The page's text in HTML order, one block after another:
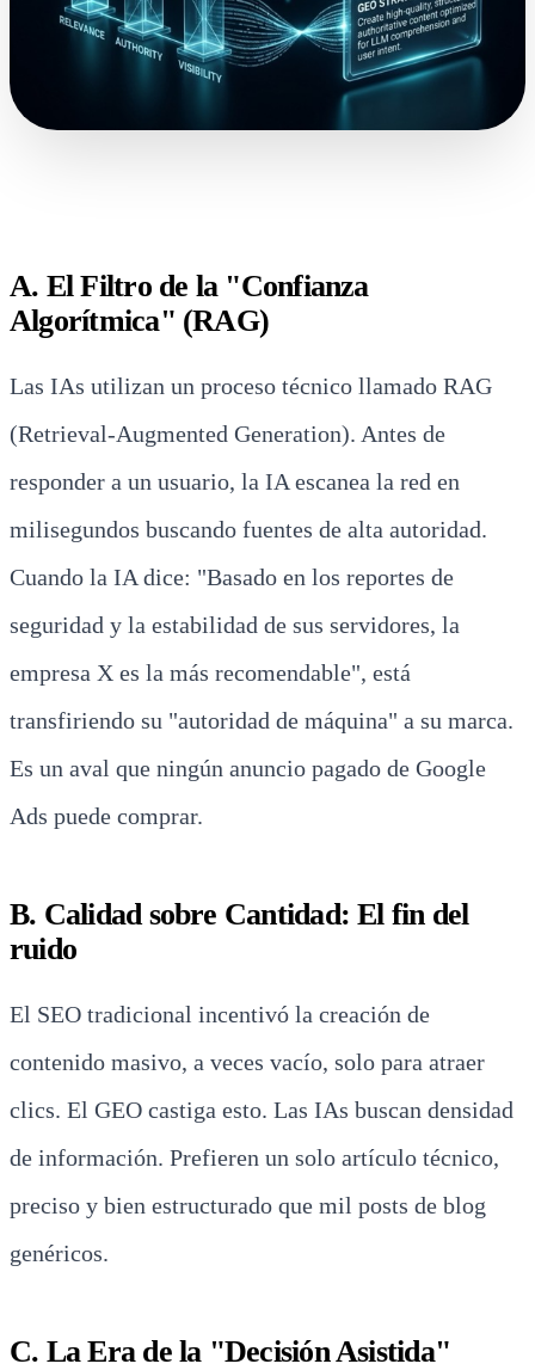
A. El Filtro de la "Confianza
Algorítmica" (RAG)
Las IAs utilizan un proceso técnico llamado RAG
(Retrieval-Augmented Generation). Antes de
responder a un usuario, la IA escanea la red en
milisegundos buscando fuentes de alta autoridad.
Cuando la IA dice: "Basado en los reportes de
seguridad y la estabilidad de sus servidores, la
empresa X es la más recomendable", está
transfiriendo su "autoridad de máquina" a su marca.
Es un aval que ningún anuncio pagado de Google
Ads puede comprar.
B. Calidad sobre Cantidad: El fin del
ruido
El SEO tradicional incentivó la creación de
contenido masivo, a veces vacío, solo para atraer
clics. El GEO castiga esto. Las IAs buscan densidad
de información. Prefieren un solo artículo técnico,
preciso y bien estructurado que mil posts de blog
genéricos.
C. La Era de la "Decisión Asistida"